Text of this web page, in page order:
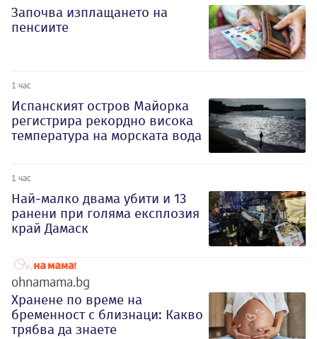
Започва изплащането на
пенсиите
1 час
Испанският остров Майорка
регистрира рекордно висока
температура на морската вода
1 час
Най-малко двама убити и 13
ранени при голяма експлозия
край Дамаск
ohnamama.bg
Хранене по време на
бременност с близнаци: Какво
трябва да знаете